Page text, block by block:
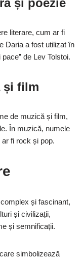
și poezie
literare, cum ar fi
Daria a fost utilizat în
de Lev Tolstoi.
și film
de muzică și film,
În muzică, numele
fi rock și pop.
și fascinant,
și civilizații,
și semnificații.
simbolizează